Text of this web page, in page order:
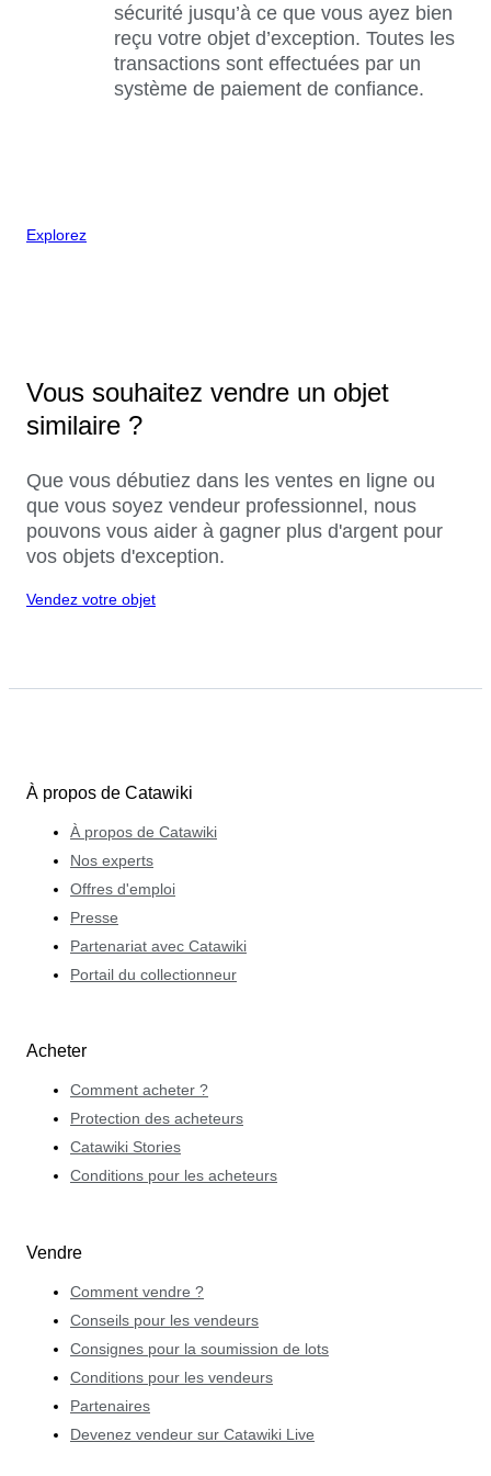
sécurité jusqu’à ce que vous ayez bien
reçu votre objet d’exception. Toutes les
transactions sont effectuées par un
système de paiement de confiance.
Explorez
Vous souhaitez vendre un objet
similaire ?
Que vous débutiez dans les ventes en ligne ou
que vous soyez vendeur professionnel, nous
pouvons vous aider à gagner plus d'argent pour
vos objets d'exception.
Vendez votre objet
À propos de Catawiki
À propos de Catawiki
Nos experts
Offres d'emploi
Presse
Partenariat avec Catawiki
Portail du collectionneur
Acheter
Comment acheter ?
Protection des acheteurs
Catawiki Stories
Conditions pour les acheteurs
Vendre
Comment vendre ?
Conseils pour les vendeurs
Consignes pour la soumission de lots
Conditions pour les vendeurs
Partenaires
Devenez vendeur sur Catawiki Live